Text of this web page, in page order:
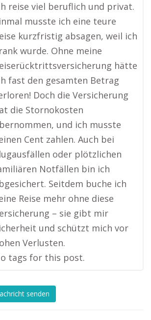
reise viel beruflich und privat.
musste ich eine teure
kurzfristig absagen, weil ich
wurde. Ohne meine
hätte
fast den gesamten Betrag
Doch die Versicherung
die Stornokosten
und ich musste
Cent zahlen. Auch bei
oder plötzlichen
Notfällen bin ich
Seitdem buche ich
Reise mehr ohne diese
– sie gibt mir
und schützt mich vor
Verlusten.
tags for this post.
senden